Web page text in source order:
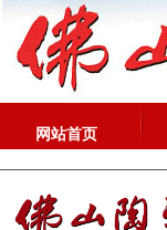
网站首页